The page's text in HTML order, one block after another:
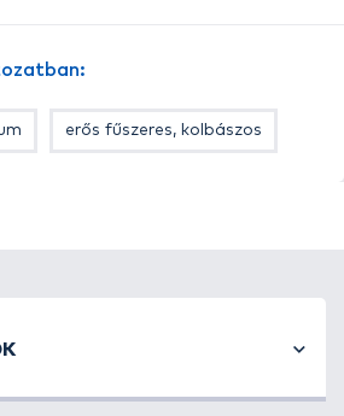
egyik ízesítésnél sem, amit
gumikukoricákkal. A
erős fűszeres, kolbászos